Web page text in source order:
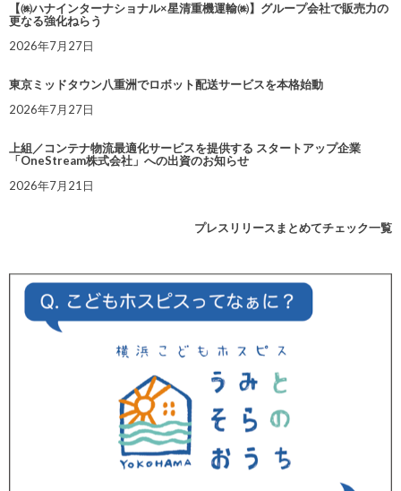
【㈱ハナインターナショナル×星清重機運輸㈱】グループ会社で販売力の
更なる強化ねらう
2026年7月27日
東京ミッドタウン八重洲でロボット配送サービスを本格始動
2026年7月27日
上組／コンテナ物流最適化サービスを提供する スタートアップ企業
「OneStream株式会社」への出資のお知らせ
2026年7月21日
プレスリリースまとめてチェック一覧